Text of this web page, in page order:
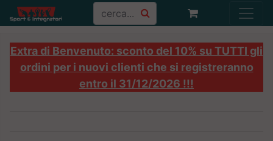
Extra di Benvenuto: sconto del 10% su TUTTI gli
ordini per i nuovi clienti che si registreranno
entro il 31/12/2026 !!!